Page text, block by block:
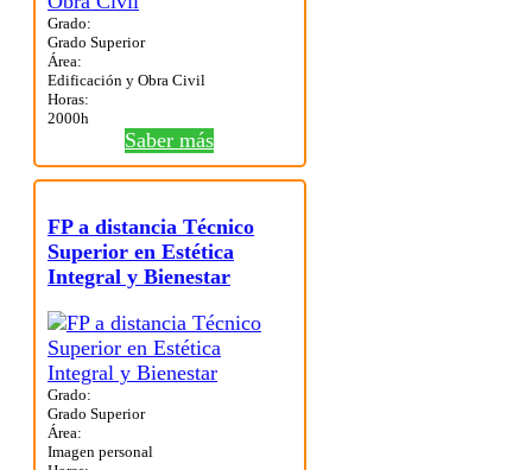
Grado:
Grado Superior
Área:
Edificación y Obra Civil
Horas:
2000h
Saber más
FP a distancia Técnico
Superior en Estética
Integral y Bienestar
Grado:
Grado Superior
Área:
Imagen personal